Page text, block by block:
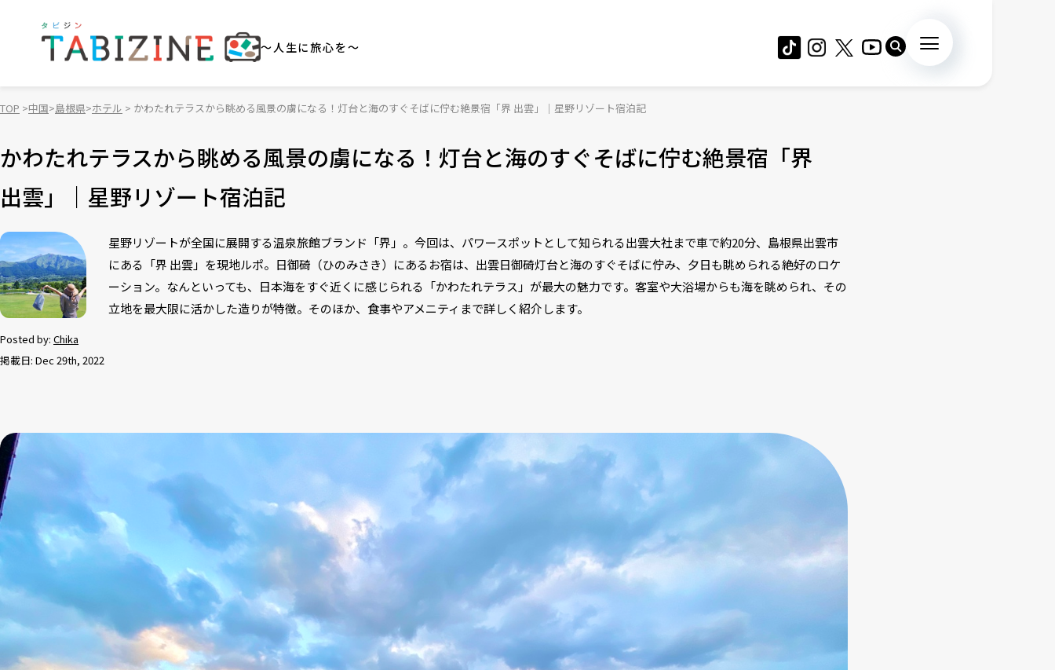
～人生に旅心を～
TOP 中国 島根県 ホテル かわたれテラスから眺める風景の虜になる！灯台と海のすぐそばに佇む絶景宿「界 出雲」｜星野リゾート宿泊記
かわたれテラスから眺める風景の虜になる！灯台と海のすぐそばに佇む絶景宿「界
出雲」｜星野リゾート宿泊記
Posted by: Chika
掲載日: Dec 29th, 2022
星野リゾートが全国に展開する温泉旅館ブランド「界」。今回は、パワースポットとして知られる出雲大社まで車で約20分、島根県出雲市
にある「界 出雲」を現地ルポ。日御碕（ひのみさき）にあるお宿は、出雲日御碕灯台と海のすぐそばに佇み、夕日も眺められる絶好のロケ
ーション。なんといっても、日本海をすぐ近くに感じられる「かわたれテラス」が最大の魅力です。客室や大浴場からも海を眺められ、その
立地を最大限に活かした造りが特徴。そのほか、食事やアメニティまで詳しく紹介します。